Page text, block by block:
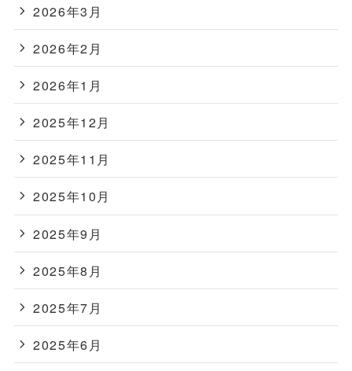
2026年3月
2026年2月
2026年1月
2025年12月
2025年11月
2025年10月
2025年9月
2025年8月
2025年7月
2025年6月